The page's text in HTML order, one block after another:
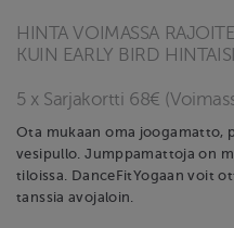
HINTA VOIMASSA
KUIN EARLY BIRD
5 x Sarjakortti 68€
Ota mukaan oma joogamatto,
vesipullo. Jumppamattoja on
tiloissa. DanceFitYogaan voit
tanssia avojaloin.